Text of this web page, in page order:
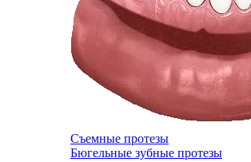
Съемные протезы
Бюгельные зубные протезы